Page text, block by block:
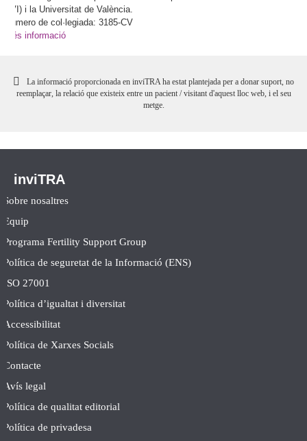
(IVI) i la Universitat de València.
Número de col·legiada: 3185-CV
Més informació
La informació proporcionada en inviTRA ha estat plantejada per a donar suport, no
reemplaçar, la relació que existeix entre un pacient / visitant d'aquest lloc web, i el seu
metge.
inviTRA
Sobre nosaltres
Equip
Programa Fertility Support Group
Política de seguretat de la Informació (ENS)
ISO 27001
Política d’igualtat i diversitat
Accessibilitat
Política de Xarxes Socials
Contacte
Avís legal
Política de qualitat editorial
Política de privadesa